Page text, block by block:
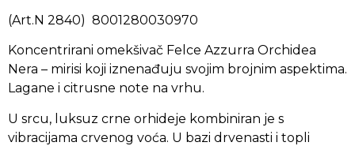
(Art.N 2840) 8001280030970
Koncentrirani omekšivač Felce Azzurra Orchidea
Nera – mirisi koji iznenađuju svojim brojnim aspektima.
Lagane i citrusne note na vrhu.
U srcu, luksuz crne orhideje kombiniran je s
vibracijama crvenog voća. U bazi drvenasti i topli